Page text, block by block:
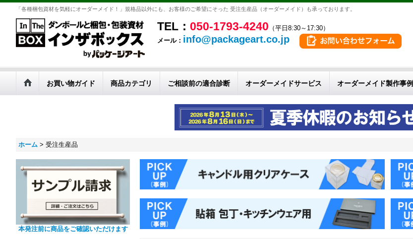
「各種梱包資材を気軽にオーダーメイド！」規格品以外にも、お客様のご希望にそった 受注生産品（オーダーメイド）も承っております。
TEL： 050-1793-4240 （平日8:30～17:30）
メール： info@packageart.co.jp
お買い物ガイド 商品カテゴリ ご相談前の適合診断 オーダーメイドサービス オーダーメイド製作事例
ホーム > 受注生産品
本発注前に商品をご確認いただけます